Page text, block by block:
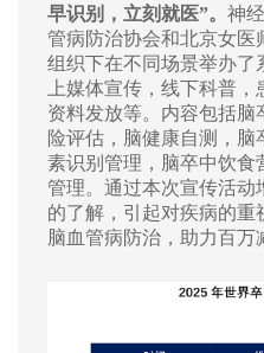
早识别，立刻就医”。 神
管病防治协会和北京女医
组织下在不同场景举办了
上媒体宣传，线下科普
资料发放等。内容包括
险评估，脑健康自测，脑
素识别管理，脑卒中饮食
管理。通过本次宣传活动
的了解，引起对疾病的
脑血管病防治，助力百万